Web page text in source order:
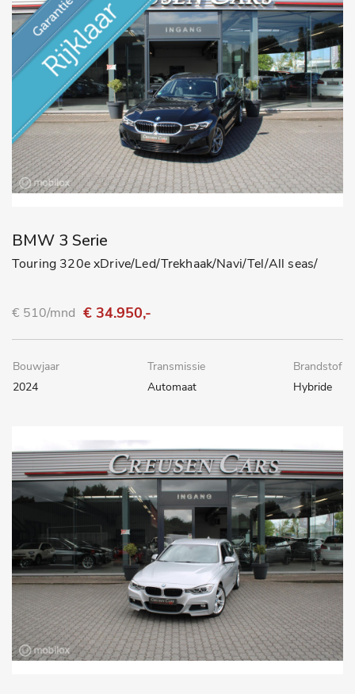
BMW 3 Serie
Touring 320e xDrive/Led/Trekhaak/Navi/Tel/All seas/
€ 510/mnd € 34.950,-
Bouwjaar
2024
Transmissie
Automaat
Brandstof
Hybride